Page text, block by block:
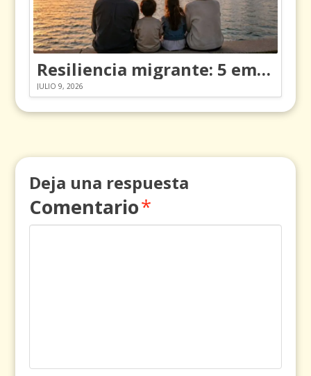
Resiliencia migrante: 5 emociones y cómo gestionarlas
JULIO 9, 2026
Deja una respuesta
Comentario*